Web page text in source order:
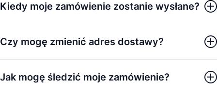
Kiedy moje zamówienie zostanie wysłane?
Czy mogę zmienić adres dostawy?
Jak mogę śledzić moje zamówienie?